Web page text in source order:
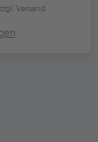
Versand